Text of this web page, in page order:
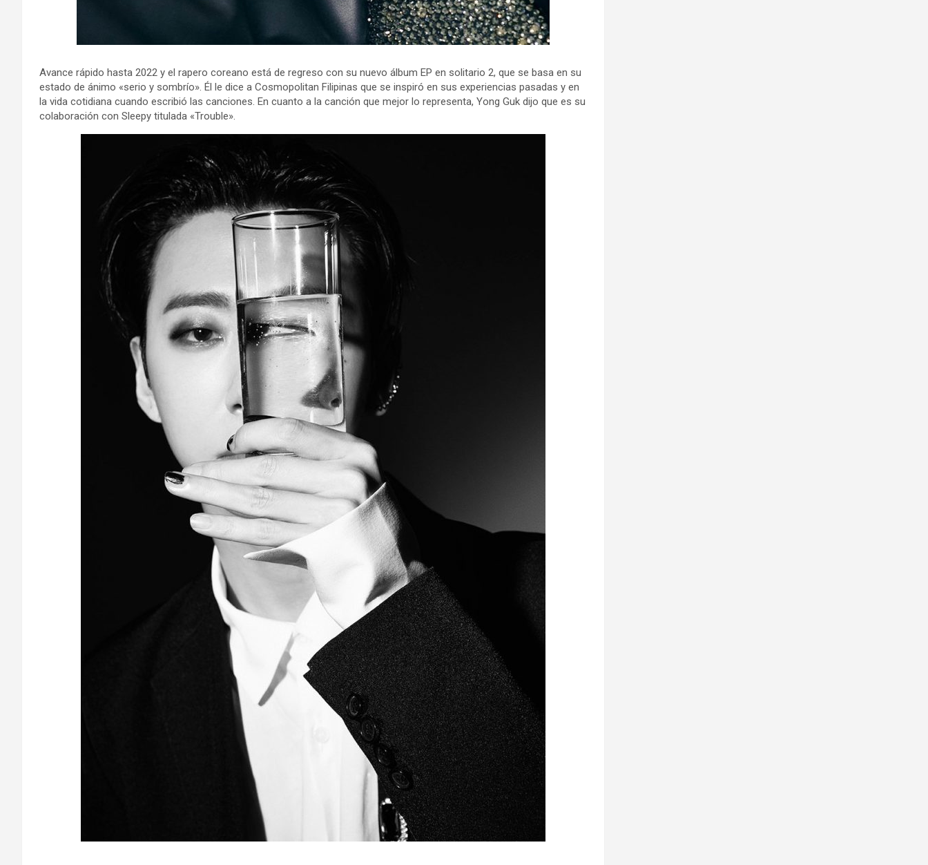
Avance rápido hasta 2022 y el rapero coreano está de regreso con su nuevo álbum EP en solitario 2, que se basa en su
estado de ánimo «serio y sombrío». Él le dice a Cosmopolitan Filipinas que se inspiró en sus experiencias pasadas y en
la vida cotidiana cuando escribió las canciones. En cuanto a la canción que mejor lo representa, Yong Guk dijo que es su
colaboración con Sleepy titulada «Trouble».